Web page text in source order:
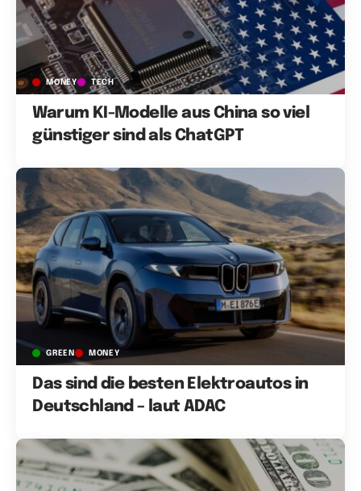
MONEY TECH
Warum KI-Modelle aus China so viel
günstiger sind als ChatGPT
GREEN MONEY
Das sind die besten Elektroautos in
Deutschland – laut ADAC